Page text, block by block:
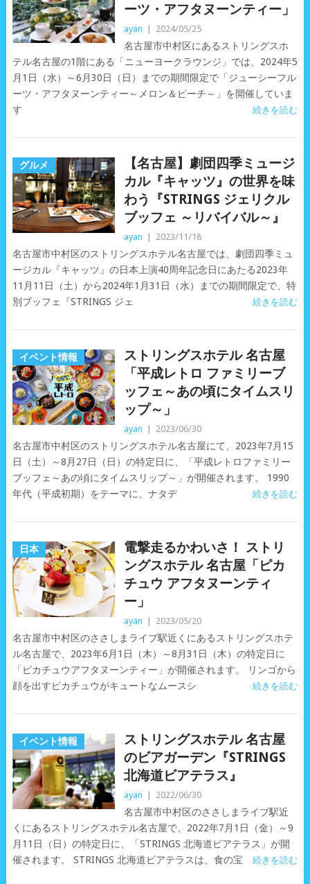
ーツ・アフタヌーンティー」
ayan 2024/05/25
名古屋市中村区にあるストリングスホ
テル名古屋の1階にある「ニューヨークラウンジ」では、2024年5
月1日（水）～6月30日（日）までの期間限定で「ジューシーフル
ーツ・アフタヌーンティー～メロン＆ピーチ～」を開催していま
す
続きを読む
グルメ
【名古屋】劇団四季ミュージ
カル『キャッツ』の世界を味
わう『STRINGS ジェリクル
ブッフェ ～リバイバル～』
ayan 2023/11/18
名古屋市中村区のストリングスホテル名古屋では、劇団四季ミュ
ージカル『キャッツ』の日本上演40周年記念日にあたる2023年
11月11日（土）から2024年1月31日（水）までの期間限定で、特
別ブッフェ『STRINGS ジェ
続きを読む
イベント情報
ストリングスホテル 名古屋
「平成レトロ ファミリーブ
ッフェ～あの頃にタイムスリ
ップ～」
ayan 2023/06/30
名古屋市中村区のストリングスホテル名古屋にて、2023年7月15
日（土）～8月27日（日）の特定日に、「平成レトロファミリー
ブッフェ～あの頃にタイムスリップ～」が開催されます。 1990
年代（平成初期）をテーマに、ナタデ
続きを読む
日本
電撃走るかわいさ！ ストリ
ングスホテル 名古屋「ピカ
チュウ アフタヌーンティ
ー」
ayan 2023/05/20
名古屋市中村区のささしまライブ駅近くにあるストリングスホテ
ル名古屋で、2023年6月1日（木）～8月31日（木）の特定日に
「ピカチュウアフタヌーンティー」が開催されます。 リンゴから
顔を出すピカチュウがキュートなムースシ
続きを読む
イベント情報
ストリングスホテル 名古屋
のビアガーデン『STRINGS
北海道ビアテラス』
ayan 2022/06/30
名古屋市中村区のささしまライブ駅近
くにあるストリングスホテル名古屋で、2022年7月1日（金）～9
月11日（日）の特定日に、「STRINGS 北海道ビアテラス」が開
催されます。 STRINGS 北海道ビアテラスは、食の宝
続きを読む